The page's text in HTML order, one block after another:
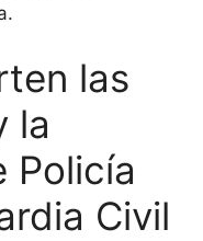
las
la
Policía
Civil